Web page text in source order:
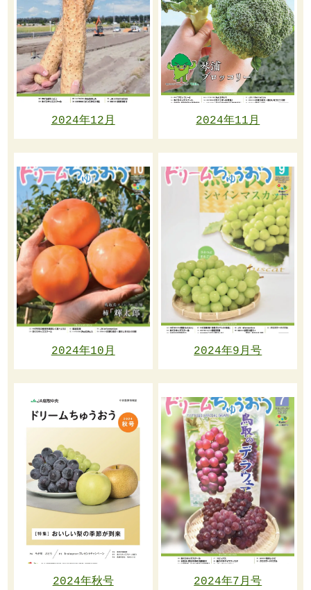
2024年12月 2024年11月
2024年10月 2024年9月号
2024年秋号 2024年7月号